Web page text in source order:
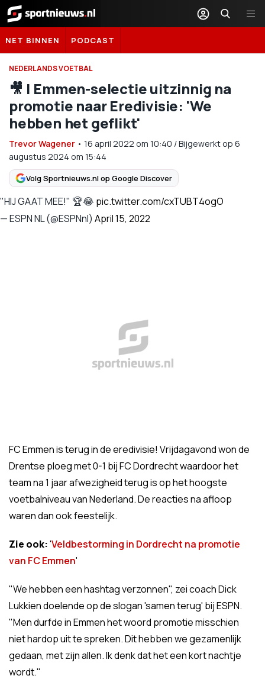
Sportnieuws.nl
NET BINNEN PODCAST
NEDERLANDS VOETBAL
🎥 | Emmen-selectie uitzinnig na
promotie naar Eredivisie: 'We
hebben het geflikt'
Trevor Wagener • 16 april 2022 om 10:40 /Bijgewerkt op 6
augustus 2024 om 15:44
Volg Sportnieuws.nl op Google Discover
"HIJ GAAT MEE!" 🏆😂 pic.twitter.com/cxTUBT4ogO
— ESPN NL (@ESPNnl) April 15, 2022
FC Emmen is terug in de eredivisie! Vrijdagavond won de
Drentse ploeg met 0-1 bij FC Dordrecht waardoor het
team na 1 jaar afwezigheid terug is op het hoogste
voetbalniveau van Nederland. De reacties na afloop
waren dan ook feestelijk.
Zie ook:'Veldbestorming in Dordrecht na promotie
van FC Emmen'
"We hebben een hashtag verzonnen", zei coach Dick
Lukkien doelende op de slogan 'samen terug' bij ESPN.
"Men durfde in Emmen het woord promotie misschien
niet hardop uit te spreken. Dit hebben we gezamenlijk
gedaan, met zijn allen. Ik denk dat het een kort nachtje
wordt."